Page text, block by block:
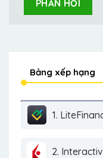
Bảng xếp hạng
1.
2.